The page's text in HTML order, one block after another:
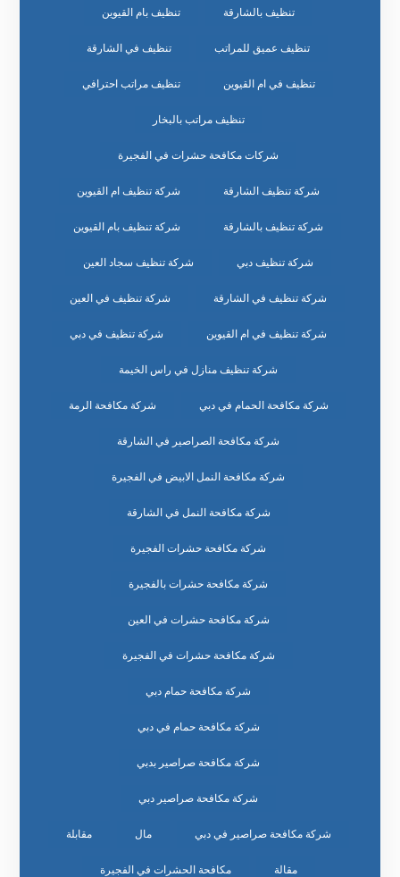
تنظيف بالشارقة تنظيف بام القيوين
تنظيف عميق للمراتب تنظيف في الشارقة
تنظيف في ام القيوين تنظيف مراتب احترافي
تنظيف مراتب بالبخار
شركات مكافحة حشرات في الفجيرة
شركة تنظيف الشارقة شركة تنظيف ام القيوين
شركة تنظيف بالشارقة شركة تنظيف بام القيوين
شركة تنظيف دبي شركة تنظيف سجاد العين
شركة تنظيف في الشارقة شركة تنظيف في العين
شركة تنظيف في ام القيوين شركة تنظيف في دبي
شركة تنظيف منازل في راس الخيمة
شركة مكافحة الحمام في دبي شركة مكافحة الرمة
شركة مكافحة الصراصير في الشارقة
شركة مكافحة النمل الابيض في الفجيرة
شركة مكافحة النمل في الشارقة
شركة مكافحة حشرات الفجيرة
شركة مكافحة حشرات بالفجيرة
شركة مكافحة حشرات في العين
شركة مكافحة حشرات في الفجيرة
شركة مكافحة حمام دبي
شركة مكافحة حمام في دبي
شركة مكافحة صراصير بدبي
شركة مكافحة صراصير دبي
شركة مكافحة صراصير في دبي مال مقابلة
مقالة مكافحة الحشرات في الفجيرة